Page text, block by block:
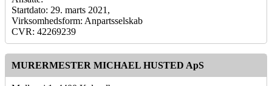
Startdato: 29. marts 2021,
Virksomhedsform: Anpartsselskab
CVR: 42269239
MURERMESTER MICHAEL HUSTED ApS